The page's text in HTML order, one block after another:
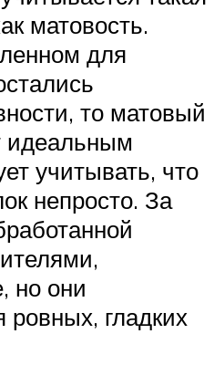
матовость.
для
то матовый
идеальным
учитывать, что
непросто. За
но они
гладких